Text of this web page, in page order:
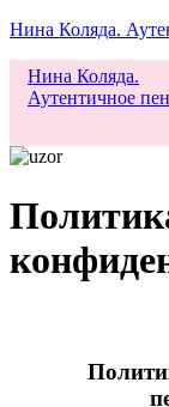
Нина Коляда.
Нина Коляда.
Аутентичное